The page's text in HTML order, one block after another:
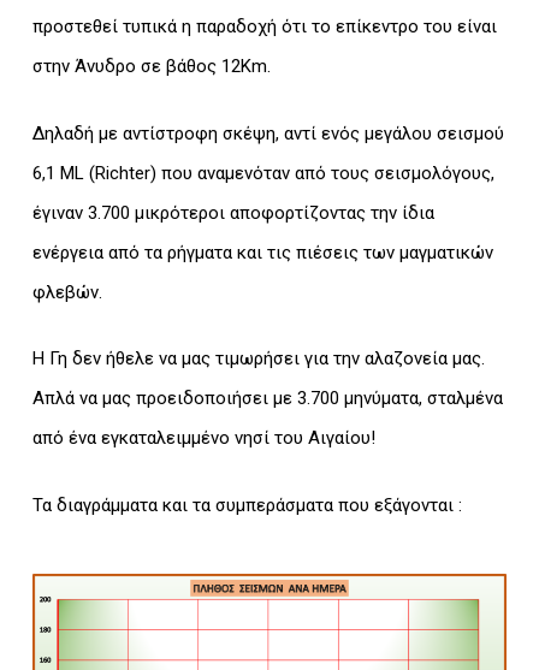
προστεθεί τυπικά η παραδοχή ότι το επίκεντρο του είναι
στην Άνυδρο σε βάθος 12Km.
Δηλαδή με αντίστροφη σκέψη, αντί ενός μεγάλου σεισμού
6,1 ML (Richter) που αναμενόταν από τους σεισμολόγους,
έγιναν 3.700 μικρότεροι αποφορτίζοντας την ίδια
ενέργεια από τα ρήγματα και τις πιέσεις των μαγματικών
φλεβών.
Η Γη δεν ήθελε να μας τιμωρήσει για την αλαζονεία μας.
Απλά να μας προειδοποιήσει με 3.700 μηνύματα, σταλμένα
από ένα εγκαταλειμμένο νησί του Αιγαίου!
Τα διαγράμματα και τα συμπεράσματα που εξάγονται :